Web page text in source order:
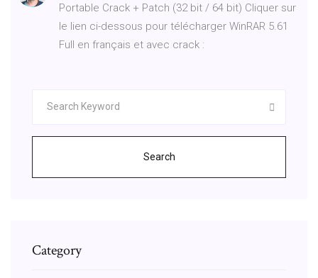
Portable Crack + Patch (32 bit / 64 bit) Cliquer sur
le lien ci-dessous pour télécharger WinRAR 5.61
Full en français et avec crack :
Search
Category